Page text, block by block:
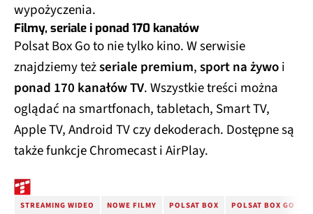
wypożyczenia.
Filmy, seriale i ponad 170 kanałów
Polsat Box Go to nie tylko kino. W serwisie
znajdziemy teżseriale premium,sport na żywoi
ponad 170 kanałów TV. Wszystkie treści można
oglądać na smartfonach, tabletach, Smart TV,
Apple TV, Android TV czy dekoderach. Dostępne są
także funkcje Chromecast i AirPlay.
STREAMING WIDEO NOWE FILMY POLSAT BOX POLSAT BOX GO